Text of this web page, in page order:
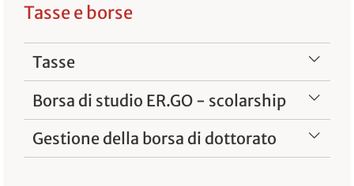
Tasse e borse
Tasse
Borsa di studio ER.GO - scolarship
Gestione della borsa di dottorato